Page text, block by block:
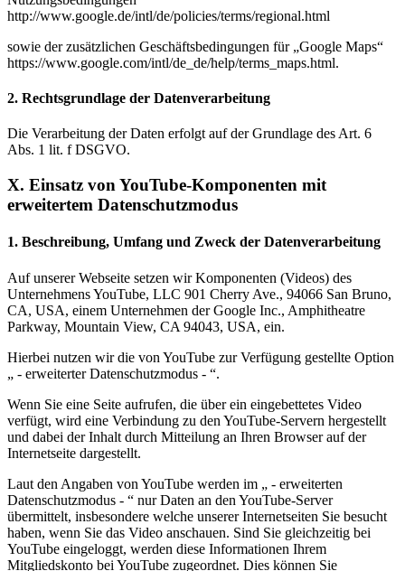
http://www.google.de/intl/de/policies/terms/regional.html
sowie der zusätzlichen Geschäftsbedingungen für „Google Maps“
https://www.google.com/intl/de_de/help/terms_maps.html.
2. Rechtsgrundlage der Datenverarbeitung
Die Verarbeitung der Daten erfolgt auf der Grundlage des Art. 6
Abs. 1 lit. f DSGVO.
X. Einsatz von YouTube-Komponenten mit
erweitertem Datenschutzmodus
1. Beschreibung, Umfang und Zweck der Datenverarbeitung
Auf unserer Webseite setzen wir Komponenten (Videos) des
Unternehmens YouTube, LLC 901 Cherry Ave., 94066 San Bruno,
CA, USA, einem Unternehmen der Google Inc., Amphitheatre
Parkway, Mountain View, CA 94043, USA, ein.
Hierbei nutzen wir die von YouTube zur Verfügung gestellte Option
„ - erweiterter Datenschutzmodus - “.
Wenn Sie eine Seite aufrufen, die über ein eingebettetes Video
verfügt, wird eine Verbindung zu den YouTube-Servern hergestellt
und dabei der Inhalt durch Mitteilung an Ihren Browser auf der
Internetseite dargestellt.
Laut den Angaben von YouTube werden im „ - erweiterten
Datenschutzmodus - “ nur Daten an den YouTube-Server
übermittelt, insbesondere welche unserer Internetseiten Sie besucht
haben, wenn Sie das Video anschauen. Sind Sie gleichzeitig bei
YouTube eingeloggt, werden diese Informationen Ihrem
Mitgliedskonto bei YouTube zugeordnet. Dies können Sie